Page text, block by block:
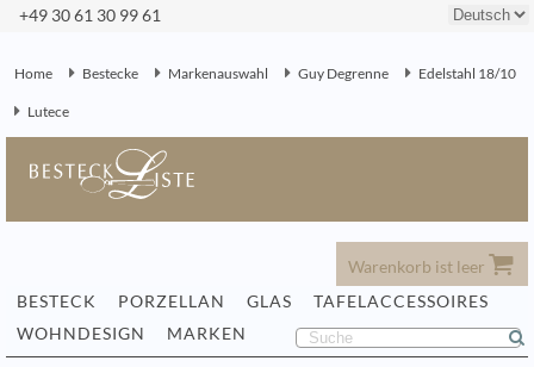
+49 30 61 30 99 61
Home Bestecke Markenauswahl Guy Degrenne Edelstahl 18/10
Lutece
Warenkorb ist leer
BESTECK
PORZELLAN GLAS
TAFELACCESSOIRES
WOHNDESIGN
MARKEN